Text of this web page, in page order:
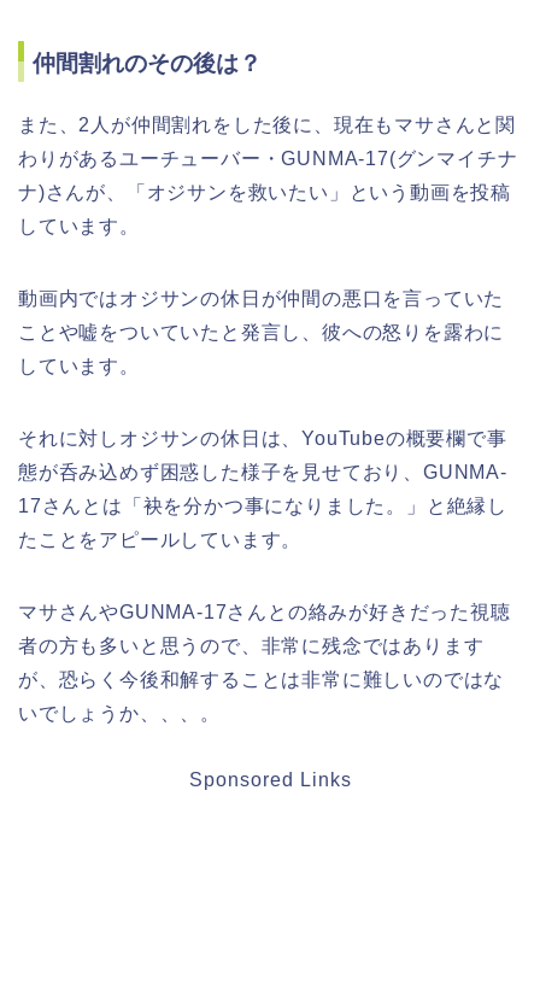
仲間割れのその後は？
また、2人が仲間割れをした後に、現在もマサさんと関
わりがあるユーチューバー・GUNMA-17(グンマイチナ
ナ)さんが、「オジサンを救いたい」という動画を投稿
しています。
動画内ではオジサンの休日が仲間の悪口を言っていた
ことや嘘をついていたと発言し、彼への怒りを露わに
しています。
それに対しオジサンの休日は、YouTubeの概要欄で事
態が呑み込めず困惑した様子を見せており、GUNMA-
17さんとは「袂を分かつ事になりました。」と絶縁し
たことをアピールしています。
マサさんやGUNMA-17さんとの絡みが好きだった視聴
者の方も多いと思うので、非常に残念ではあります
が、恐らく今後和解することは非常に難しいのではな
いでしょうか、、、。
Sponsored Links